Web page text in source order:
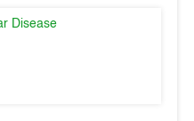
Disease